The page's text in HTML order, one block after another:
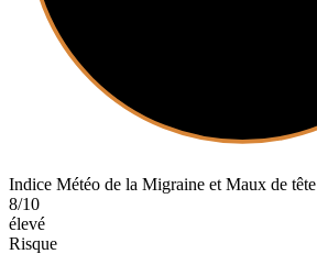
Indice Météo de la Migraine et Maux de tête
8/10
élevé
Risque